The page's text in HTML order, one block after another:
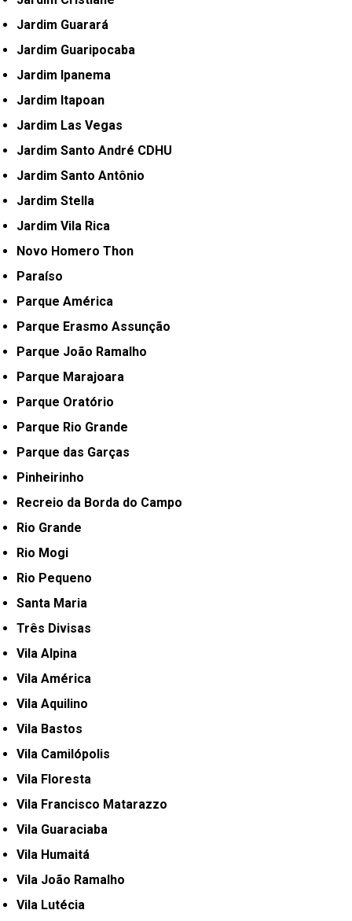
Jardim Guarará
Jardim Guaripocaba
Jardim Ipanema
Jardim Itapoan
Jardim Las Vegas
Jardim Santo André CDHU
Jardim Santo Antônio
Jardim Stella
Jardim Vila Rica
Novo Homero Thon
Paraíso
Parque América
Parque Erasmo Assunção
Parque João Ramalho
Parque Marajoara
Parque Oratório
Parque Rio Grande
Parque das Garças
Pinheirinho
Recreio da Borda do Campo
Rio Grande
Rio Mogi
Rio Pequeno
Santa Maria
Três Divisas
Vila Alpina
Vila América
Vila Aquilino
Vila Bastos
Vila Camilópolis
Vila Floresta
Vila Francisco Matarazzo
Vila Guaraciaba
Vila Humaitá
Vila João Ramalho
Vila Lutécia